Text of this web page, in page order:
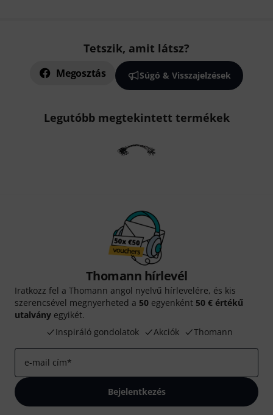
Tetszik, amit látsz?
Megosztás Súgó & Visszajelzések
Legutóbb megtekintett termékek
Thomann hírlevél
Iratkozz fel a Thomann angol nyelvű hírlevelére, és kis
szerencsével megnyerheted a 50 egyenként 50 € értékű
utalvány egyikét.
Inspiráló gondolatok
Akciók Thomann
e-mail cím*
Bejelentkezés